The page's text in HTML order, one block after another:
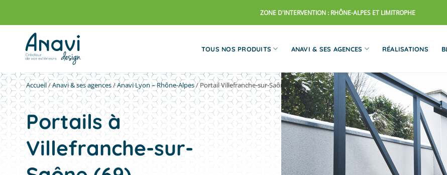
ZONE D'INTERVENTION : RHÔNE-ALPES ET LIMITROPHE
TOUS NOS PRODUITS ANAVI & SES AGENCES RÉALISATIONS
Accueil/Anavi & ses agences/Anavi Lyon – Rhône-Alpes/Portail Villefranche-sur-Saône
Portails à
Villefranche-sur-